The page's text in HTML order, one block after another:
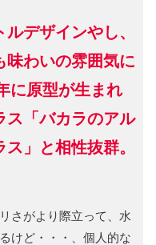
デザインやし、
味わいの雰囲気に
に原型が生まれ
ス「バカラのアル
」と相性抜群。
さがより際立って、水
けど・・・、個人的な